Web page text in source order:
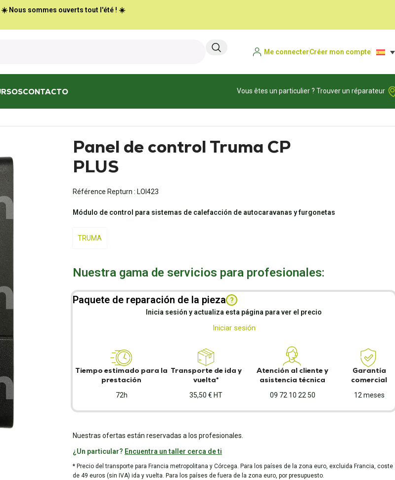
☀️ Nous sommes ouverts tout l'été ! ☀️
Me connecterCréer mon compte
CONTACTO
Vous êtes un particulier ? Trouver un réparateur
Panel de control Truma CP
PLUS
Référence Repturn : LOI423
Módulo de control para sistemas de calefacción de autocaravanas y furgonetas
TRUMA
Nuestra gama de servicios para profesionales:
Paquete de reparación de la pieza ?
Inicia sesión y actualiza esta página para ver el precio
Iniciar sesión
Tiempo estimado para la
prestación
72h
Transporte de ida y
vuelta*
35,50 € HT
Atención al cliente y
asistencia técnica
09 72 10 22 50
Garantía
comercial
12 meses
Nuestras ofertas están reservadas a los profesionales.
¿Un particular? Encuentra un taller cerca de ti
* Precio del transporte para Francia metropolitana y Córcega. Para los países de la zona euro, excluida Francia, coste
de 49 euros (sin IVA) ida y vuelta. Para los países de fuera de la zona euro, por presupuesto.